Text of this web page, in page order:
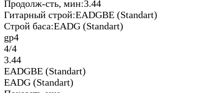
Продолж-сть, мин:3.44
Гитарный строй:EADGBE (Standart)
Строй баса:EADG (Standart)
gp4
4/4
3.44
EADGBE (Standart)
EADG (Standart)